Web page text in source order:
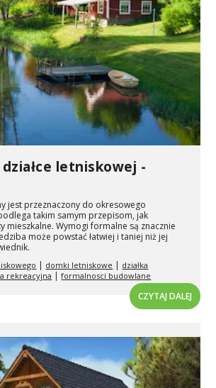
letniskowej -
jest przeznaczony do okresowego
takim samym przepisom, jak
mieszkalne. Wymogi formalne są znacznie
może powstać łatwiej i taniej niż jej
| domki letniskowe | działka
rekreacyjna |formalnosci budowlane
CZYTAJ DALEJ